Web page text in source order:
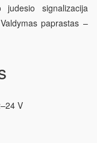
signalizacija
paprastas –
V